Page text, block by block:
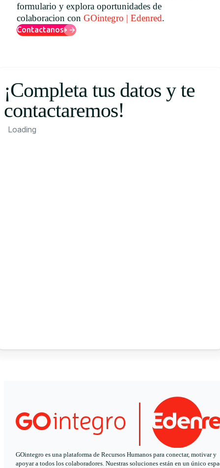
Uruguay
USA
English
Português
formulario y explora oportunidades de
colaboracion con GOintegro | Edenred.
Contactanos
¡Completa tus datos y te
contactaremos!
GOintegro es una plataforma de Recursos Humanos para conectar, motivar y
apoyar a todos los colaboradores. Nuestras soluciones están en un único